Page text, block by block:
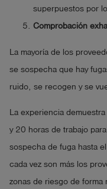
superpuestos por
Comprobación
La mayoría de los
se sospecha que hay
ruido, se recogen y se
La experiencia
y 20 horas de trabajo
sospecha de fuga hasta
cada vez son más los
zonas de riesgo de forma